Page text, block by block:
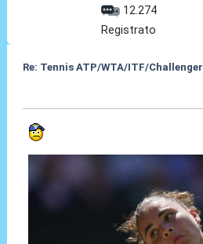
12.274
Registrato
Re: Tennis ATP/WTA/ITF/Challenger